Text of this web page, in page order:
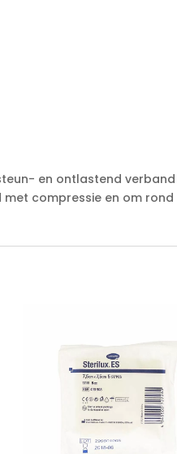
en ontlastend verband
compressie en om rond